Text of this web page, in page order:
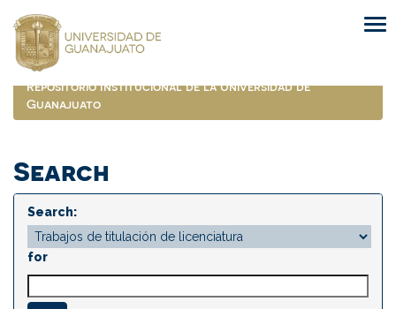
navigation
Repositorio Institucional de la Universidad de
Guanajuato
Search
Search:
for